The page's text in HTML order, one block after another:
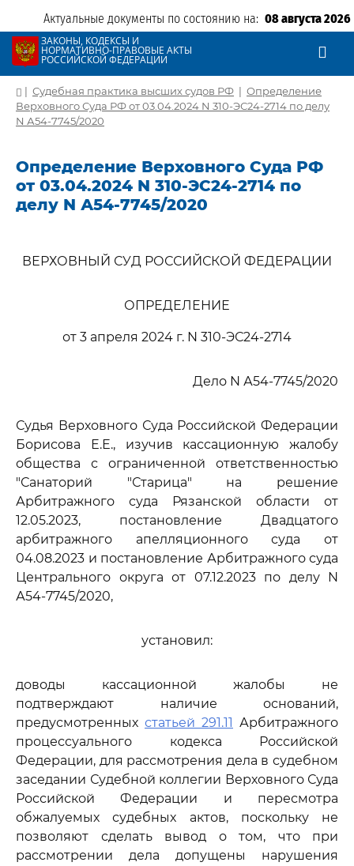
Актуальные документы по состоянию на: 08 августа 2026
ЗАКОНЫ, КОДЕКСЫ И
НОРМАТИВНО-ПРАВОВЫЕ АКТЫ
РОССИЙСКОЙ ФЕДЕРАЦИИ
| Судебная практика высших судов РФ | Определение
Верховного Суда РФ от 03.04.2024 N 310-ЭС24-2714 по делу
N А54-7745/2020
Определение Верховного Суда РФ
от 03.04.2024 N 310-ЭС24-2714 по
делу N А54-7745/2020
ВЕРХОВНЫЙ СУД РОССИЙСКОЙ ФЕДЕРАЦИИ
ОПРЕДЕЛЕНИЕ
от 3 апреля 2024 г. N 310-ЭС24-2714
Дело N А54-7745/2020
Судья Верховного Суда Российской Федерации
Борисова Е.Е., изучив кассационную жалобу
общества с ограниченной ответственностью
"Санаторий "Старица" на решение
Арбитражного суда Рязанской области от
12.05.2023, постановление Двадцатого
арбитражного апелляционного суда от
04.08.2023 и постановление Арбитражного суда
Центрального округа от 07.12.2023 по делу N
А54-7745/2020,
установил:
доводы кассационной жалобы не
подтверждают наличие оснований,
предусмотренных статьей 291.11 Арбитражного
процессуального кодекса Российской
Федерации, для рассмотрения дела в судебном
заседании Судебной коллегии Верховного Суда
Российской Федерации и пересмотра
обжалуемых судебных актов, поскольку не
позволяют сделать вывод о том, что при
рассмотрении дела допущены нарушения